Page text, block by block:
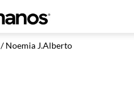
/ Noemia J.Alberto